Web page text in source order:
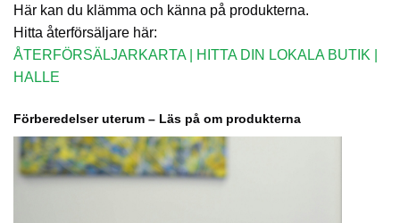
Här kan du klämma och känna på produkterna.
Hitta återförsäljare här:
ÅTERFÖRSÄLJARKARTA | HITTA DIN LOKALA BUTIK |
HALLE
Förberedelser uterum – Läs på om produkterna